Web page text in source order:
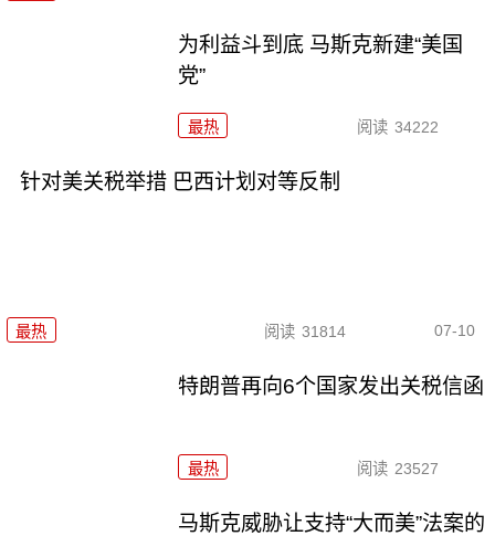
为利益斗到底 马斯克新建“美国
党”
最热 阅读 34222
针对美关税举措 巴西计划对等反制
最热 阅读 31814 07-10
特朗普再向6个国家发出关税信函
最热 阅读 23527
马斯克威胁让支持“大而美”法案的